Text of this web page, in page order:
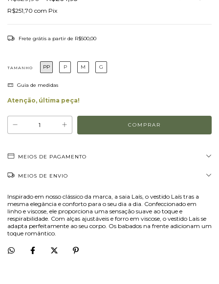
R$251,70 com Pix
Frete grátis a partir de R$500,00
TAMANHO PP P M G
Guia de medidas
Atenção, última peça!
MEIOS DE PAGAMENTO
MEIOS DE ENVIO
Inspirado em nosso clássico da marca, a saia Laís, o vestido Laís tras a
mesma elegância e conforto para o seu dia a dia. Confeccionado em
linho e viscose, ele proporciona uma sensação suave ao toque e
respirabilidade. Com alças ajustáveis e forro em viscose, o vestido Laís se
adapta perfeitamente ao seu corpo. Os babados na frente adicionam um
toque romântico.